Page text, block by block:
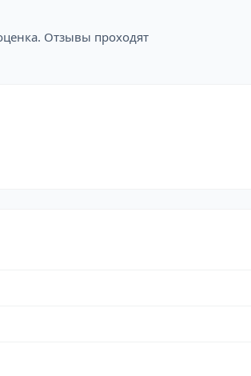
Отзывы проходят